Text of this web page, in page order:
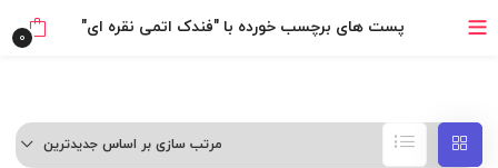
خرید قسطی با ترب‌پی
پست های برچسب خورده با "فندک اتمی نقره ای" 0
مرتب سازی بر اساس جدیدترین